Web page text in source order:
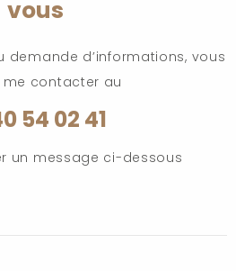
vous
demande d’informations, vous
me contacter au
54 02 41
un message ci-dessous